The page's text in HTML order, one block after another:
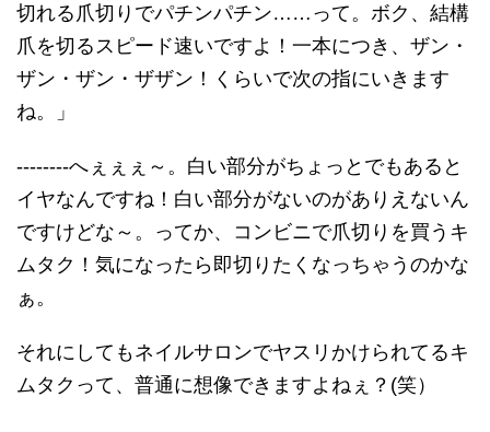
切れる爪切りでパチンパチン……って。ボク、結構
爪を切るスピード速いですよ！一本につき、ザン・
ザン・ザン・ザザン！くらいで次の指にいきます
ね。」
--------へぇぇぇ～。白い部分がちょっとでもあると
イヤなんですね！白い部分がないのがありえないん
ですけどな～。ってか、コンビニで爪切りを買うキ
ムタク！気になったら即切りたくなっちゃうのかな
ぁ。
それにしてもネイルサロンでヤスリかけられてるキ
ムタクって、普通に想像できますよねぇ？(笑）